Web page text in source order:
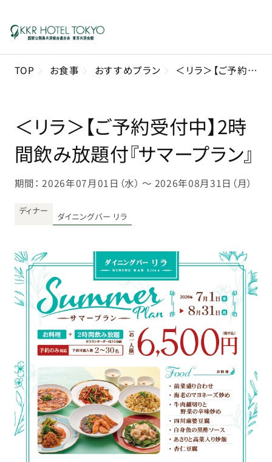
TOP お食事 おすすめプラン ＜リラ＞【ご予約受付中】2時間飲み放題付『サマープラン』
＜リラ＞【ご予約受付中】2時
間飲み放題付『サマープラン』
期間： 2026年07月01日（水） 〜 2026年08月31日（月）
ディナー
ダイニングバー リラ